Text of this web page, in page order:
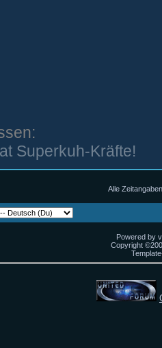
Superkuh-Kräfte!
Alle
Powered by
Copyright